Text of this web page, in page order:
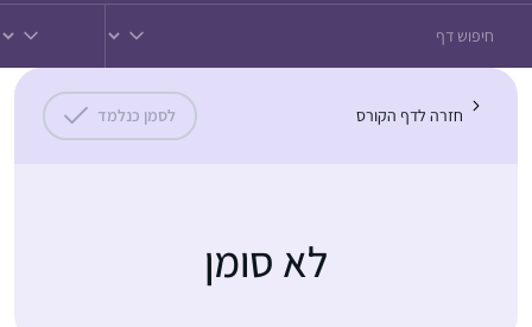
חזרה לדף הקורס לסמן כנלמד
לא סומן